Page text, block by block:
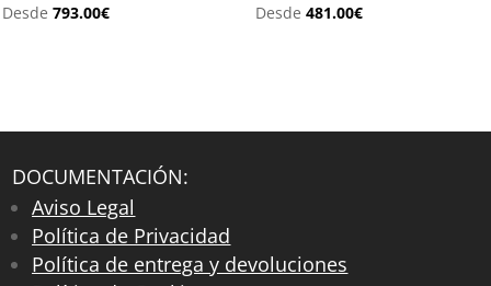
Desde793.00€
Desde 481.00€
DOCUMENTACIÓN:
Aviso Legal
Política de Privacidad
Política de entrega y devoluciones